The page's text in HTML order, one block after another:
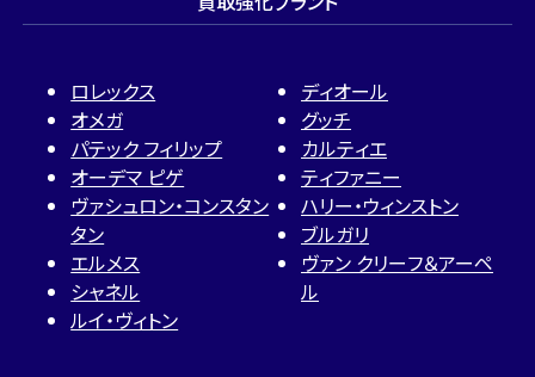
ロレックス
オメガ
パテック フィリップ
オーデマ ピゲ
ヴァシュロン・コンスタン
タン
エルメス
シャネル
ルイ・ヴィトン
ディオール
グッチ
カルティエ
ティファニー
ハリー・ウィンストン
ブルガリ
ヴァン クリーフ＆アーペ
ル